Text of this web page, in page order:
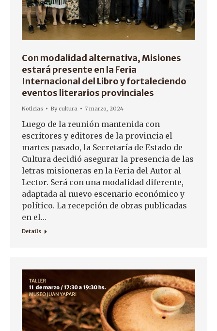
Con modalidad alternativa, Misiones
estará presente en la Feria
Internacional del Libro y fortaleciendo
eventos literarios provinciales
Noticias Bycultura 7 marzo, 2024
Luego de la reunión mantenida con
escritores y editores de la provincia el
martes pasado, la Secretaría de Estado de
Cultura decidió asegurar la presencia de las
letras misioneras en la Feria del Autor al
Lector. Será con una modalidad diferente,
adaptada al nuevo escenario económico y
político. La recepción de obras publicadas
en el…
Details